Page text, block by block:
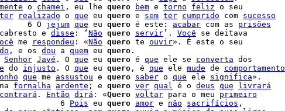
o chamei , eu lhe quero bem e torno feliz o seu
ter realizado o que eu quero e sem ter cumprido com sucesso
6 O jejum que eu quero é este: acabar com as prisões
e disse : ‘ Não quero servir ’. Você se deitava
me respondeu : «Não quero te ouvir». É este o seu
, e os dou a quem eu quero
Senhor Javé . O que eu quero é que ele se converta dos
do injusto . O que eu quero , é que ele mude de comportamento
que me assustou e quero saber o que ele significa».
fornalha ardente ; e quero ver qual é o deus que
livrará
. Então dirá : «Quero voltar para o meu primeiro
6 Pois eu quero amor e não sacrifícios ,